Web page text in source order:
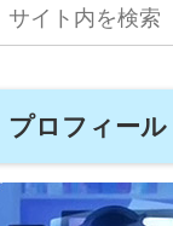
プロフィール